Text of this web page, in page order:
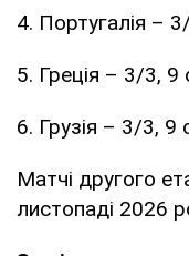
4. Португалія –
5. Греція – 3/3, 9
6. Грузія – 3/3, 9
Матчі другого
листопаді 2026